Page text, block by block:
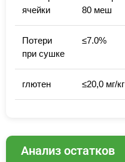
ячейки
80 меш
Потери
при сушке
≤7.0%
глютен ≤20,0 мг/кг
Анализ остатков